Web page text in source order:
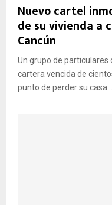
Nuevo cartel
de su vivienda a
Cancún
Un grupo de particulares
cartera vencida de
punto de perder su casa....